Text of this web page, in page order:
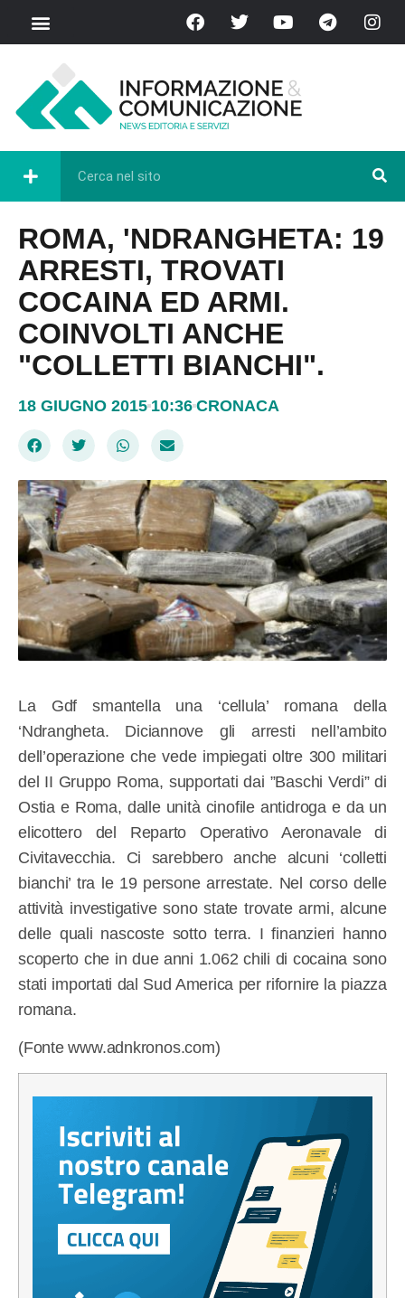
ROMA, 'NDRANGHETA: 19
ARRESTI, TROVATI
COCAINA ED ARMI.
COINVOLTI ANCHE
"COLLETTI BIANCHI".
18 GIUGNO 2015 10:36 CRONACA
La Gdf smantella una ‘cellula’ romana della
‘Ndrangheta. Diciannove gli arresti nell’ambito
dell’operazione che vede impiegati oltre 300 militari
del II Gruppo Roma, supportati dai ”Baschi Verdi” di
Ostia e Roma, dalle unità cinofile antidroga e da un
elicottero del Reparto Operativo Aeronavale di
Civitavecchia. Ci sarebbero anche alcuni ‘colletti
bianchi’ tra le 19 persone arrestate. Nel corso delle
attività investigative sono state trovate armi, alcune
delle quali nascoste sotto terra. I finanzieri hanno
scoperto che in due anni 1.062 chili di cocaina sono
stati importati dal Sud America per rifornire la piazza
romana.
(Fonte www.adnkronos.com)